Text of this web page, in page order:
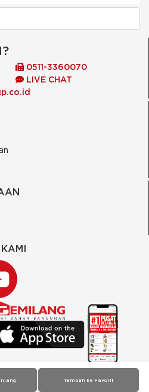
Tambah ke Favorit
0511-3360070
LIVE CHAT
Prima. All rights reserved